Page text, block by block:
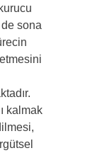
sona
kalmak